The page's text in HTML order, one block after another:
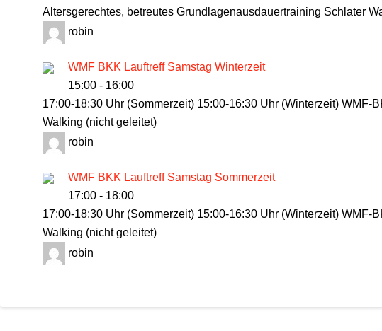
Altersgerechtes, betreutes Grundlagenausdauertraining Schlater
robin
WMF BKK Lauftreff Samstag Winterzeit
15:00 - 16:00
17:00-18:30 Uhr (Sommerzeit) 15:00-16:30 Uhr (Winterzeit) WMF-
Walking (nicht geleitet)
robin
WMF BKK Lauftreff Samstag Sommerzeit
17:00 - 18:00
17:00-18:30 Uhr (Sommerzeit) 15:00-16:30 Uhr (Winterzeit) WMF-
Walking (nicht geleitet)
robin